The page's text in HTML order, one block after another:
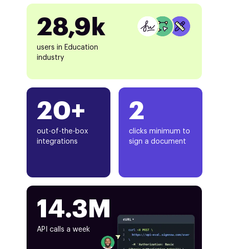
20+
out-of-the-box
integrations
28,9k
users in Education
industry
2
clicks minimum to
sign a document
14.3M
API calls a week